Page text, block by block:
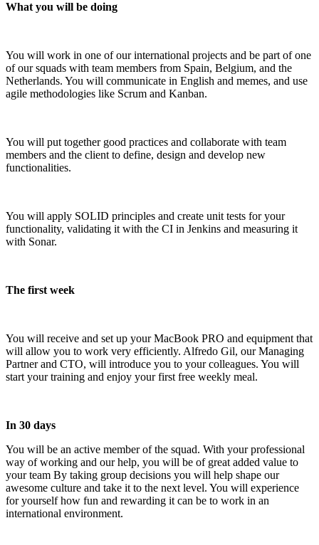
What you will be doing
You will work in one of our international projects and be part of one
of our squads with team members from Spain, Belgium, and the
Netherlands. You will communicate in English and memes, and use
agile methodologies like Scrum and Kanban.
You will put together good practices and collaborate with team
members and the client to define, design and develop new
functionalities.
You will apply SOLID principles and create unit tests for your
functionality, validating it with the CI in Jenkins and measuring it
with Sonar.
The first week
You will receive and set up your MacBook PRO and equipment that
will allow you to work very efficiently. Alfredo Gil, our Managing
Partner and CTO, will introduce you to your colleagues. You will
start your training and enjoy your first free weekly meal.
In 30 days
You will be an active member of the squad. With your professional
way of working and our help, you will be of great added value to
your team By taking group decisions you will help shape our
awesome culture and take it to the next level. You will experience
for yourself how fun and rewarding it can be to work in an
international environment.